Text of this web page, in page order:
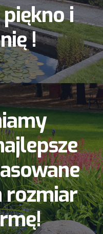
i
!
rozmiar